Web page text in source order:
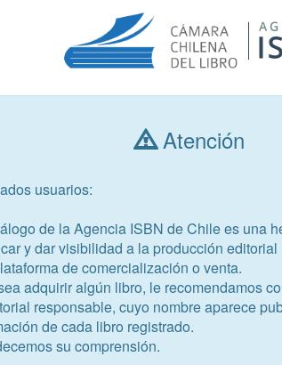
Consultar libros
1
Atención
usuarios:
de la Agencia ISBN de Chile es una
y dar visibilidad a la producción
de comercialización o venta.
adquirir algún libro, le recomendamos
responsable, cuyo nombre aparece
de cada libro registrado.
su comprensión.